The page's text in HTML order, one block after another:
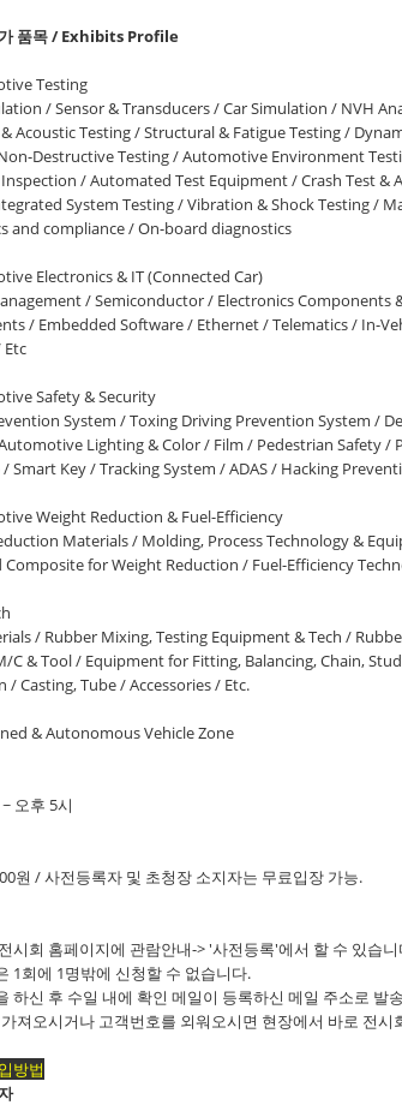
품목 / Exhibits Profile
Testing
/ Sensor & Transducers / Car Simulation / NVH
Acoustic Testing / Structural & Fatigue Testing /
Destructive Testing / Automotive Environment
/ Automated Test Equipment / Crash Test &
System Testing / Vibration & Shock Testing /
and compliance / On-board diagnostics
Electronics & IT (Connected Car)
/ Semiconductor / Electronics
/ Embedded Software / Ethernet / Telematics / In-
Safety & Security
System / Toxing Driving Prevention System /
Lighting & Color / Film / Pedestrian Safety /
/ Smart Key / Tracking System / ADAS / Hacking
Weight Reduction & Fuel-Efficiency
Materials / Molding, Process Technology &
Composite for Weight Reduction / Fuel-Efficiency
/ Rubber Mixing, Testing Equipment & Tech /
C & Tool / Equipment for Fitting, Balancing, Chain,
/ Casting, Tube / Accessories / Etc.
& Autonomous Vehicle Zone
오후 5시
원 / 사전등록자 및 초청장 소지자는 무료입장 가능.
시회 홈페이지에 관람안내-> '사전등록'에서 할 수 있습니
1회에 1명밖에 신청할 수 없습니다.
하신 후 수일 내에 확인 메일이 등록하신 메일 주소로 발
져오시거나 고객번호를 외워오시면 현장에서 바로 전시
방법